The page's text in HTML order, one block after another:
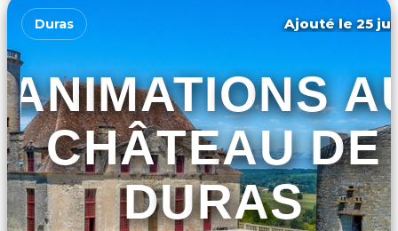
Duras Ajouté le 25
ANIMATIONS
CHÂTEAU DE
DURAS